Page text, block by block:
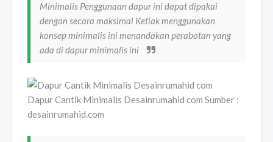
Minimalis Penggunaan dapur ini dapat dipakai
dengan secara maksimal Ketiak menggunakan
konsep minimalis ini menandakan perabotan yang
ada di dapur minimalis ini
Dapur Cantik Minimalis Desainrumahid com Sumber :
desainrumahid.com